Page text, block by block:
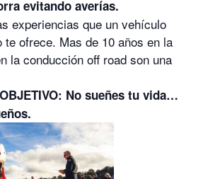
evitando averías.
experiencias que un vehículo
te ofrece. Mas de 10 años en la
la conducción off road son una
No sueñes tu vida…